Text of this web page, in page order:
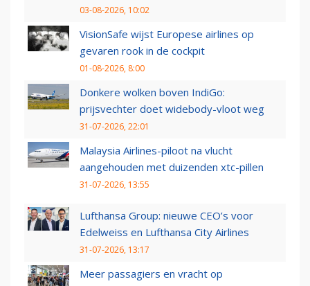
03-08-2026, 10:02
VisionSafe wijst Europese airlines op
gevaren rook in de cockpit
01-08-2026, 8:00
Donkere wolken boven IndiGo:
prijsvechter doet widebody-vloot weg
31-07-2026, 22:01
Malaysia Airlines-piloot na vlucht
aangehouden met duizenden xtc-pillen
31-07-2026, 13:55
Lufthansa Group: nieuwe CEO’s voor
Edelweiss en Lufthansa City Airlines
31-07-2026, 13:17
Meer passagiers en vracht op